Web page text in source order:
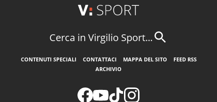
Cerca in Virgilio Sport...
CONTENUTI SPECIALI CONTATTACI MAPPA DEL SITO
FEED RSS
ARCHIVIO